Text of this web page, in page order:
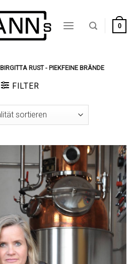
0
BIRGITTA RUST - PIEKFEINE BRÄNDE
FILTER